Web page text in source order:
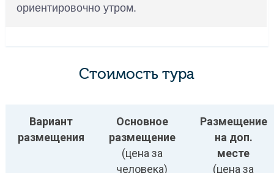
ориентировочно утром.
Стоимость тура
Вариант
размещения
Основное
размещение
(цена за
человека)
Размещение
на доп.
месте
(цена за